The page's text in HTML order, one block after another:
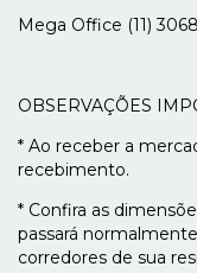
Mega Office (11)
OBSERVAÇÕES
* Ao receber a
recebimento.
* Confira as
passará
corredores de sua